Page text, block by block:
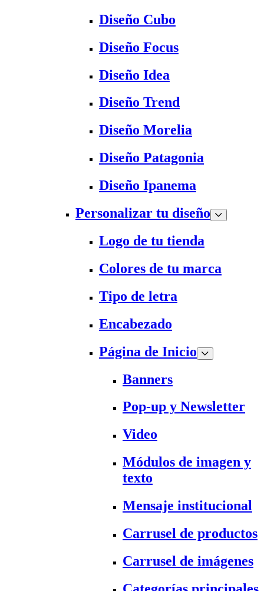
Diseño Cubo
Diseño Focus
Diseño Idea
Diseño Trend
Diseño Morelia
Diseño Patagonia
Diseño Ipanema
Personalizar tu diseño
Logo de tu tienda
Colores de tu marca
Tipo de letra
Encabezado
Página de Inicio
Banners
Pop-up y Newsletter
Video
Módulos de imagen y
texto
Mensaje institucional
Carrusel de productos
Carrusel de imágenes